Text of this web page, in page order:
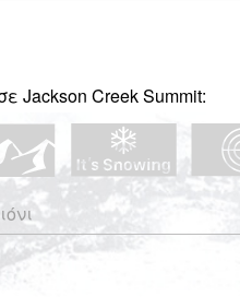
Jackson Creek Summit: